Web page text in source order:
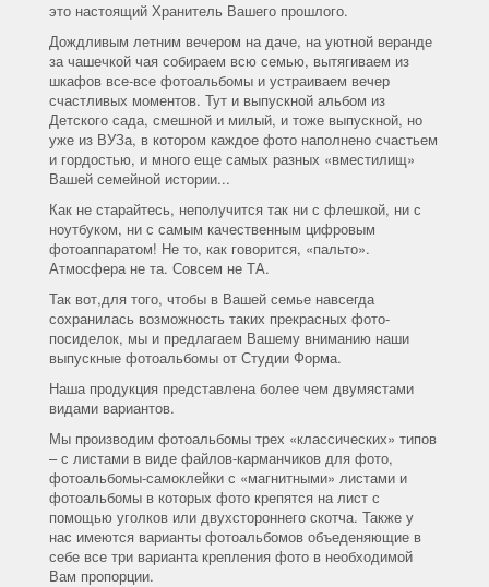
это настоящий Хранитель Вашего прошлого.
Дождливым летним вечером на даче, на уютной веранде
за чашечкой чая собираем всю семью, вытягиваем из
шкафов все-все фотоальбомы и устраиваем вечер
счастливых моментов. Тут и выпускной альбом из
Детского сада, смешной и милый, и тоже выпускной, но
уже из ВУЗа, в котором каждое фото наполнено счастьем
и гордостью, и много еще самых разных «вместилищ»
Вашей семейной истории...
Как не старайтесь, неполучится так ни с флешкой, ни с
ноутбуком, ни с самым качественным цифровым
фотоаппаратом! Не то, как говорится, «пальто».
Атмосфера не та. Совсем не ТА.
Так вот,для того, чтобы в Вашей семье навсегда
сохранилась возможность таких прекрасных фото-
посиделок, мы и предлагаем Вашему вниманию наши
выпускные фотоальбомы от Студии Форма.
Наша продукция представлена более чем двумястами
видами вариантов.
Мы производим фотоальбомы трех «классических» типов
– с листами в виде файлов-карманчиков для фото,
фотоальбомы-самоклейки с «магнитными» листами и
фотоальбомы в которых фото крепятся на лист с
помощью уголков или двухстороннего скотча. Также у
нас имеются варианты фотоальбомов объеденяющие в
себе все три варианта крепления фото в необходимой
Вам пропорции.